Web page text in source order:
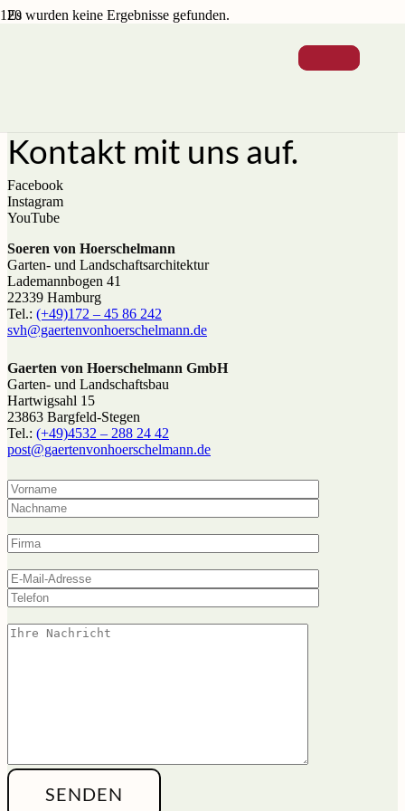
Es wurden keine Ergebnisse gefunden.
Rufen Sie uns an und
Kontakt mit uns auf.
Facebook
Instagram
YouTube
Soeren von Hoerschelmann
Garten- und Landschaftsarchitektur
Lademannbogen 41
22339 Hamburg
Tel.: (+49)172 – 45 86 242
svh@gaerten­von­hoerschel­mann.de
Gaerten von Hoerschelmann GmbH
Garten- und Landschaftsbau
Hartwigsahl 15
23863 Bargfeld-Stegen
Tel.: (+49)4532 – 288 24 42
post@gaerten­von­hoerschel­mann.de